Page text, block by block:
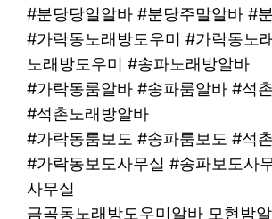
#분당당일알바 #분당주말알바 #
#가락동노래방도우미 #가락동노
노래방도우미 #송파노래방알바
#가락동룸알바 #송파룸알바 #석
#석촌노래방알바
#가락동룸보도 #송파룸보도 #석
#가락동보도사무실 #송파보도사
사무실
금곡동노래방도우미알바 모현밤